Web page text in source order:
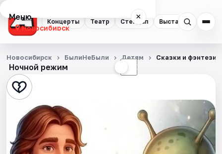
Концерты Театр Стендап Выставки
Меню ×
Новосибирск
Концерты
Театр
Стендап
Выставки
Квесты
Ночной режим ☾
Новосибирск БылиНеБыли Детям Сказки и фэнтези